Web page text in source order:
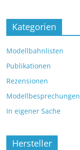
Kategorien
Modellbahnlisten
Publikationen
Rezensionen
Modellbesprechungen
In eigener Sache
Hersteller